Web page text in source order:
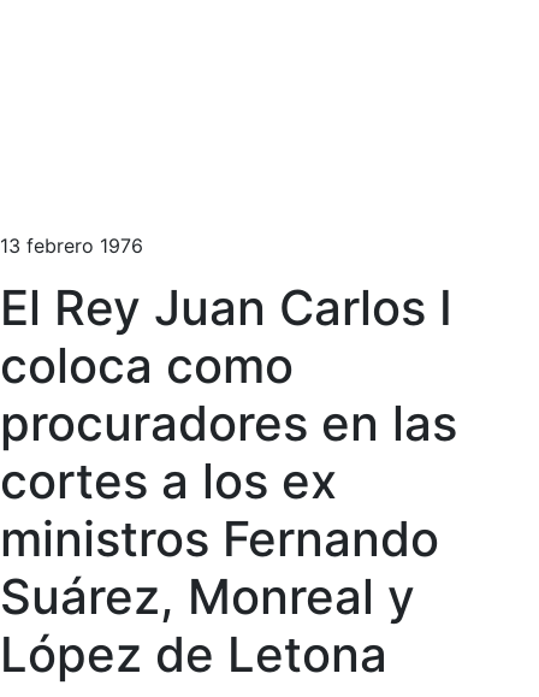
13 febrero 1976
El Rey Juan Carlos I
coloca como
procuradores en las
cortes a los ex
ministros Fernando
Suárez, Monreal y
López de Letona